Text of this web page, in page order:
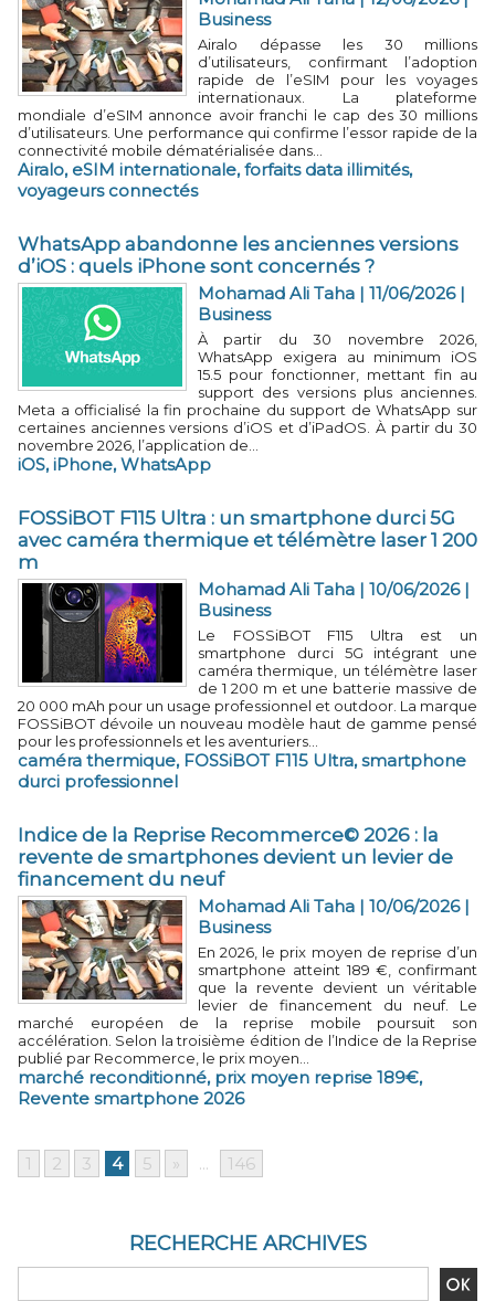
Business
Airalo dépasse les 30 millions
d’utilisateurs, confirmant l’adoption
rapide de l’eSIM pour les voyages
internationaux. La plateforme
mondiale d’eSIM annonce avoir franchi le cap des 30 millions
d’utilisateurs. Une performance qui confirme l’essor rapide de la
connectivité mobile dématérialisée dans...
Airalo, eSIM internationale,forfaits data illimités,
voyageurs connectés
WhatsApp abandonne les anciennes versions
d’iOS : quels iPhone sont concernés ?
Mohamad Ali Taha | 11/06/2026|
Business
À partir du 30 novembre 2026,
WhatsApp exigera au minimum iOS
15.5 pour fonctionner, mettant fin au
support des versions plus anciennes.
Meta a officialisé la fin prochaine du support de WhatsApp sur
certaines anciennes versions d’iOS et d’iPadOS. À partir du 30
novembre 2026, l’application de...
iOS,iPhone,WhatsApp
FOSSiBOT F115 Ultra : un smartphone durci 5G
avec caméra thermique et télémètre laser 1 200
m
Mohamad Ali Taha | 10/06/2026|
Business
Le FOSSiBOT F115 Ultra est un
smartphone durci 5G intégrant une
caméra thermique, un télémètre laser
de 1 200 m et une batterie massive de
20 000 mAh pour un usage professionnel et outdoor. La marque
FOSSiBOT dévoile un nouveau modèle haut de gamme pensé
pour les professionnels et les aventuriers...
caméra thermique, FOSSiBOT F115 Ultra,smartphone
durci professionnel
Indice de la Reprise Recommerce© 2026 : la
revente de smartphones devient un levier de
financement du neuf
Mohamad Ali Taha | 10/06/2026|
Business
En 2026, le prix moyen de reprise d’un
smartphone atteint 189 €, confirmant
que la revente devient un véritable
levier de financement du neuf. Le
marché européen de la reprise mobile poursuit son
accélération. Selon la troisième édition de l’Indice de la Reprise
publié par Recommerce, le prix moyen...
marché reconditionné, prix moyen reprise 189€,
Revente smartphone 2026
1 2 3 4 5 » ... 146
RECHERCHE ARCHIVES